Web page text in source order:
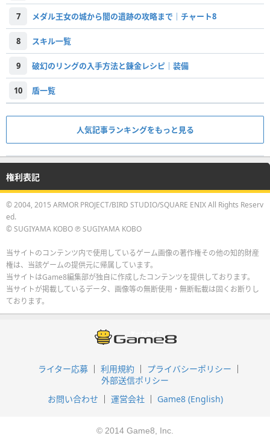
7 メダル王女の城から闇の遺跡の攻略まで｜チャート8
8 スキル一覧
9 破幻のリングの入手方法と錬金レシピ｜装備
10 盾一覧
人気記事ランキングをもっと見る
権利表記
© 2004, 2015 ARMOR PROJECT/BIRD STUDIO/SQUARE ENIX All Rights Reserv
ed.
© SUGIYAMA KOBO ℗ SUGIYAMA KOBO
当サイトのコンテンツ内で使用しているゲーム画像の著作権その他の知的財産
権は、当該ゲームの提供元に帰属しています。
当サイトはGame8編集部が独自に作成したコンテンツを提供しております。
当サイトが掲載しているデータ、画像等の無断使用・無断転載は固くお断りし
ております。
ライター応募 利用規約
プライバシーポリシー
外部送信ポリシー
お問い合わせ
運営会社 Game8 (English)
© 2014 Game8, Inc.